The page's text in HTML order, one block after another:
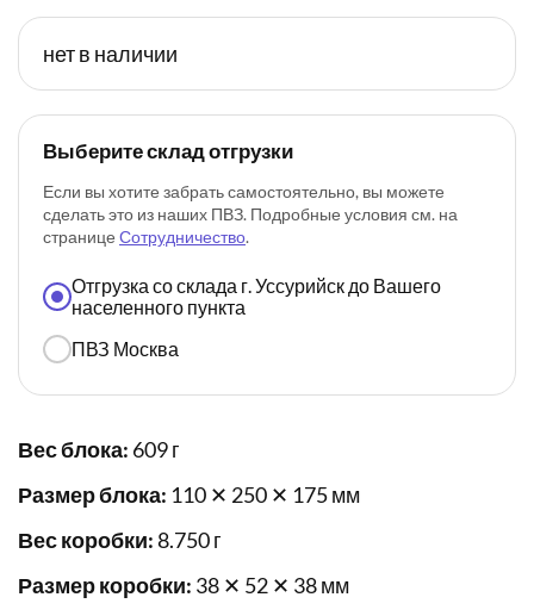
нет в наличии
Выберите склад отгрузки
Если вы хотите забрать самостоятельно, вы можете
сделать это из наших ПВЗ. Подробные условия см. на
странице Сотрудничество.
Отгрузка со склада г. Уссурийск до Вашего
населенного пункта
ПВЗ Москва
Вес блока: 609 г
Размер блока: 110 ✕ 250 ✕ 175 мм
Вес коробки:8.750 г
Размер коробки: 38 ✕ 52 ✕ 38 мм